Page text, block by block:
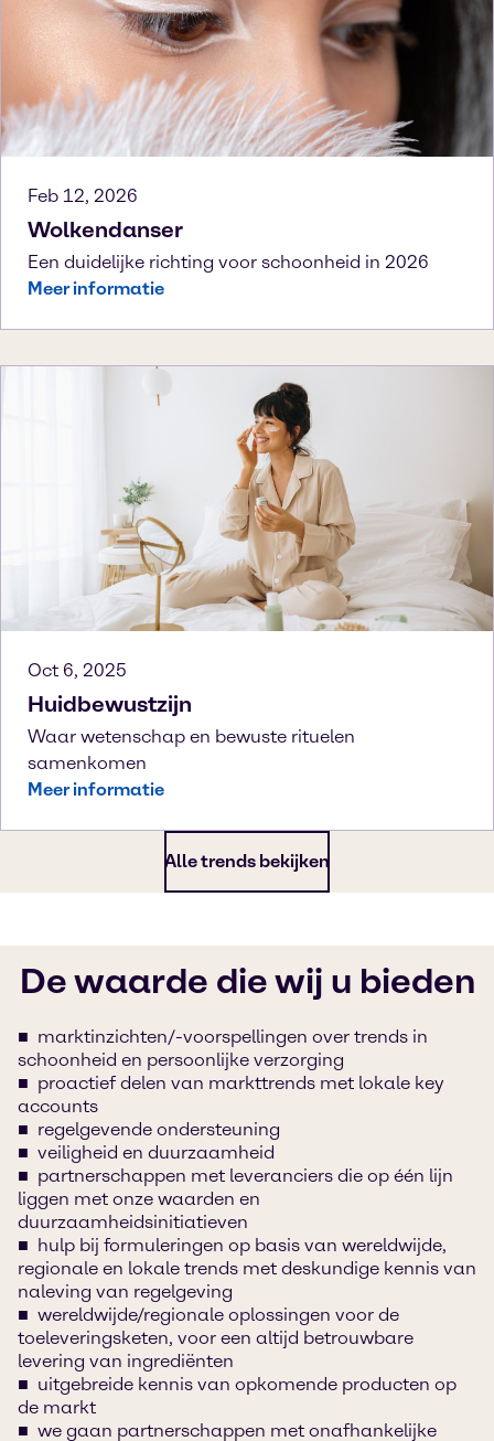
Feb 12, 2026
Wolkendanser
Een duidelijke richting voor schoonheid in 2026
Meer informatie
Oct 6, 2025
Huidbewustzijn
Waar wetenschap en bewuste rituelen
samenkomen
Meer informatie
Alle trends bekijken
De waarde die wij u bieden
marktinzichten/-voorspellingen over trends in
schoonheid en persoonlijke verzorging
proactief delen van markttrends met lokale key
accounts
regelgevende ondersteuning
veiligheid en duurzaamheid
partnerschappen met leveranciers die op één lijn
liggen met onze waarden en
duurzaamheidsinitiatieven
hulp bij formuleringen op basis van wereldwijde,
regionale en lokale trends met deskundige kennis van
naleving van regelgeving
wereldwijde/regionale oplossingen voor de
toeleveringsketen, voor een altijd betrouwbare
levering van ingrediënten
uitgebreide kennis van opkomende producten op
de markt
we gaan partnerschappen met onafhankelijke